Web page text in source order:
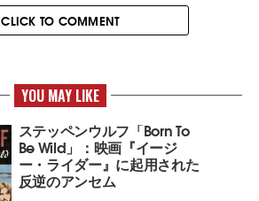
CLICK TO COMMENT
YOU MAY LIKE
ステッペンウルフ「Born To
Be Wild」：映画『イージ
ー・ライダー』に起用された
反逆のアンセム